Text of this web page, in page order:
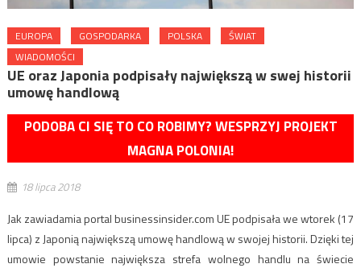
EUROPA GOSPODARKA POLSKA
ŚWIAT
WIADOMOŚCI
UE oraz Japonia podpisały największą w swej historii
umowę handlową
PODOBA CI SIĘ TO CO ROBIMY? WESPRZYJ PROJEKT
MAGNA POLONIA!
18 lipca 2018
Jak zawiadamia portal businessinsider.com UE podpisała we wtorek (17
lipca) z Japonią największą umowę handlową w swojej historii. Dzięki tej
umowie powstanie największa strefa wolnego handlu na świecie